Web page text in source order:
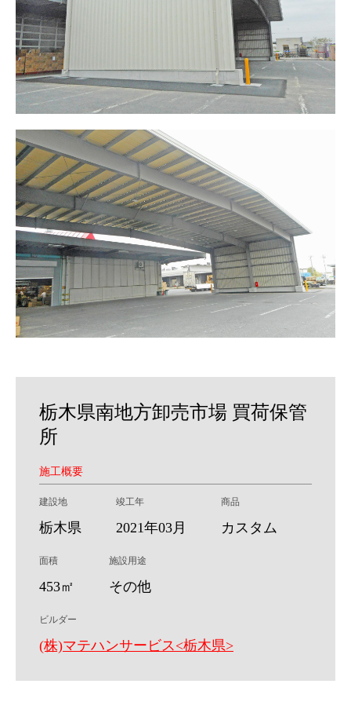
栃木県南地方卸売市場 買荷保管
所
施工概要
建設地
栃木県
竣工年
2021年03月
商品
カスタム
面積
453㎡
施設用途
その他
ビルダー
(株)マテハンサービス<栃木県>